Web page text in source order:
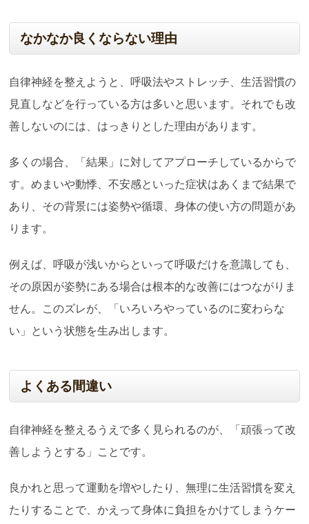
なかなか良くならない理由
自律神経を整えようと、呼吸法やストレッチ、生活習慣の
見直しなどを行っている方は多いと思います。それでも改
善しないのには、はっきりとした理由があります。
多くの場合、「結果」に対してアプローチしているからで
す。めまいや動悸、不安感といった症状はあくまで結果で
あり、その背景には姿勢や循環、身体の使い方の問題があ
ります。
例えば、呼吸が浅いからといって呼吸だけを意識しても、
その原因が姿勢にある場合は根本的な改善にはつながりま
せん。このズレが、「いろいろやっているのに変わらな
い」という状態を生み出します。
よくある間違い
自律神経を整えるうえで多く見られるのが、「頑張って改
善しようとする」ことです。
良かれと思って運動を増やしたり、無理に生活習慣を変え
たりすることで、かえって身体に負担をかけてしまうケー